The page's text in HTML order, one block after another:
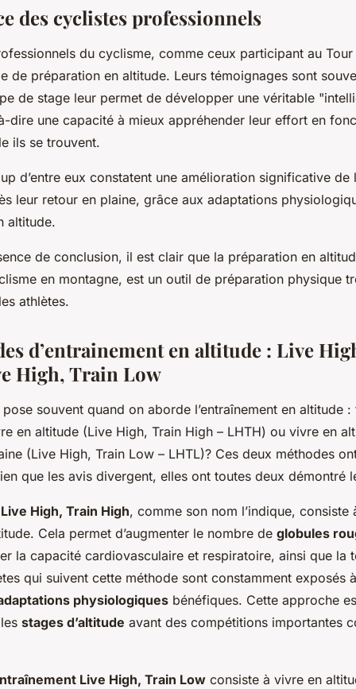
des cyclistes professionnels
du cyclisme, comme ceux participant au
de préparation en altitude. Leurs témoignages sont
de stage leur permet de développer une véritable
à-dire une capacité à mieux appréhender leur effort en
ils se trouvent.
d’entre eux constatent une amélioration significative de
leur retour en plaine, grâce aux adaptations
altitude.
de conclusion, il est clair que la préparation en
en montagne, est un outil de préparation physique
athlètes.
d’entrainement en altitude : Live
High, Train Low
souvent quand on aborde l’entraînement en altitude
en altitude (Live High, Train High – LHTH) ou vivre en
(Live High, Train Low – LHTL)? Ces deux méthodes
que les avis divergent, elles ont toutes deux démontré
High, Train High, comme son nom l’indique, consiste
Cela permet d’augmenter le nombre de globules
la capacité cardiovasculaire et respiratoire, ainsi que la
qui suivent cette méthode sont constamment exposés
physiologiques bénéfiques. Cette approche
stages d’altitude avant des compétitions importantes
Live High, Train Low consiste à vivre en